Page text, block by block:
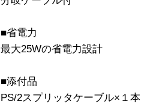
■省電力
最大25Wの省電力設計
■添付品
PS/2スプリッタケーブル×１本